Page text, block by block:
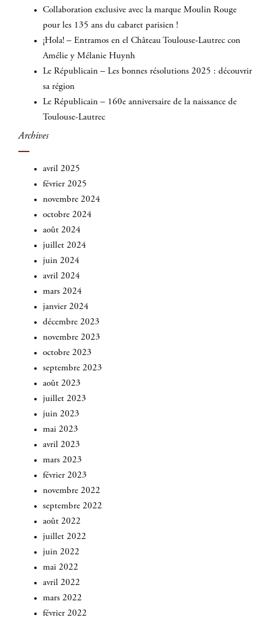
Collaboration exclusive avec la marque Moulin Rouge
pour les 135 ans du cabaret parisien !
¡Hola! – Entramos en el Château Toulouse-Lautrec con
Amélie y Mélanie Huynh
Le Républicain – Les bonnes résolutions 2025 : découvrir
sa région
Le Républicain – 160e anniversaire de la naissance de
Toulouse-Lautrec
Archives
avril 2025
février 2025
novembre 2024
octobre 2024
août 2024
juillet 2024
juin 2024
avril 2024
mars 2024
janvier 2024
décembre 2023
novembre 2023
octobre 2023
septembre 2023
août 2023
juillet 2023
juin 2023
mai 2023
avril 2023
mars 2023
février 2023
novembre 2022
septembre 2022
août 2022
juillet 2022
juin 2022
mai 2022
avril 2022
mars 2022
février 2022